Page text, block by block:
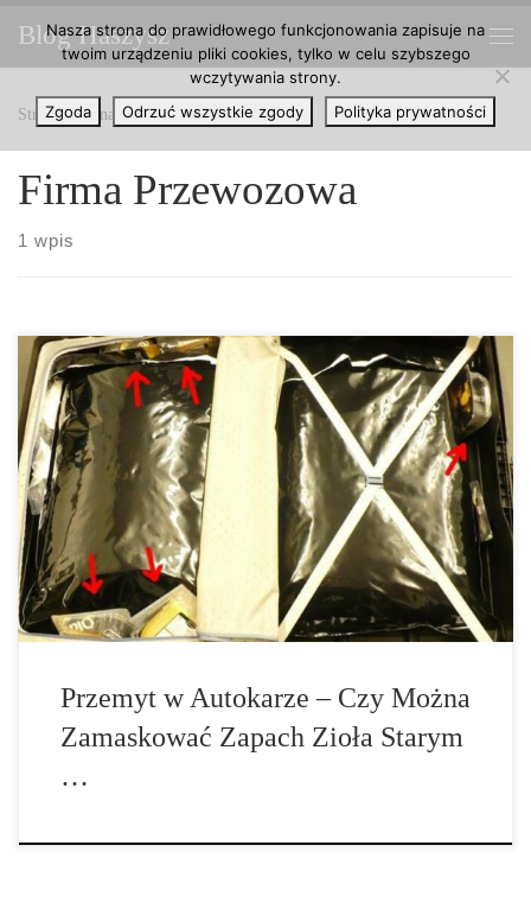
Przejdź do treści
Blog Haszysz
Strona główna » Firma Przewozowa
Firma Przewozowa
1 wpis
Przemyt zakazanych substancji w podróżniczym autokarze jest w
istnym rozkwicie, tym bardziej, że na rynku w ostatnim czasie
pojawiło się naprawdę mnóstwo firm przewozowych, działających
już w całej Europie. Nie ma tygodnia, aby w jakichś lokalnych
gazetach nie pojawiła się nowa nowinka. Tym razem celnicy w
Stuttgarcie podczas kontroli znaleźli […]
Przemyt w Autokarze – Czy Można
Zamaskować Zapach Zioła Starym
…
Nasza strona do prawidłowego funkcjonowania zapisuje na
twoim urządzeniu pliki cookies, tylko w celu szybszego
wczytywania strony.
Zgoda
Odrzuć wszystkie zgody Polityka prywatności